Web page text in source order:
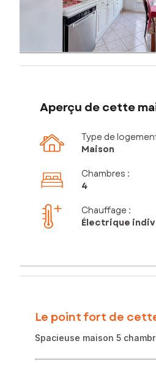
Aperçu de cette
Type de
Maison
Chambres :
4
Chauffage :
Électrique
Le point fort de
Spacieuse maison 5